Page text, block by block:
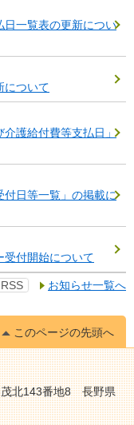
日一覧表の更新につい
について
介護給付費等支払日」
付日等一覧」の掲載に
受付開始について
RSS お知らせ一覧へ
このページの先頭へ
北143番地8 長野県